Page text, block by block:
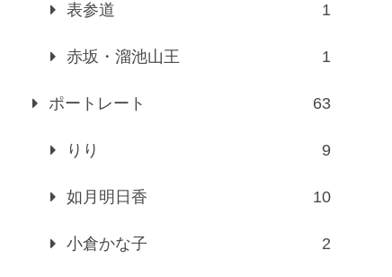
表参道 1
赤坂・溜池山王 1
ポートレート 63
りり 9
如月明日香 10
小倉かな子 2